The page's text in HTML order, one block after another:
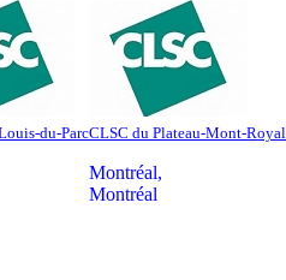
du-ParcCLSC du Plateau-Mont-Royal
Montréal,
Montréal